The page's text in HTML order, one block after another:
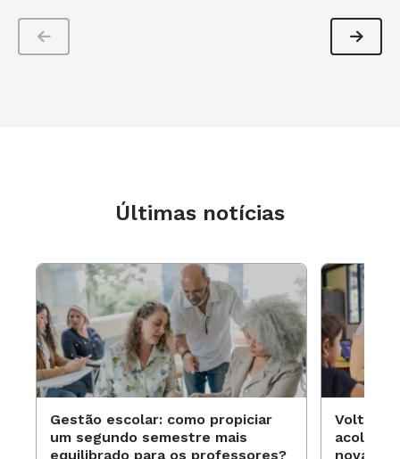
EUA e Índia revelou que 65% entram em pânico
não estão com o celular, três em cada dez
admitem que pensam em usá-lo.
Últimas notícias
Gestão escolar: como propiciar
um segundo semestre mais
equilibrado para os professores?
Volta às
novas